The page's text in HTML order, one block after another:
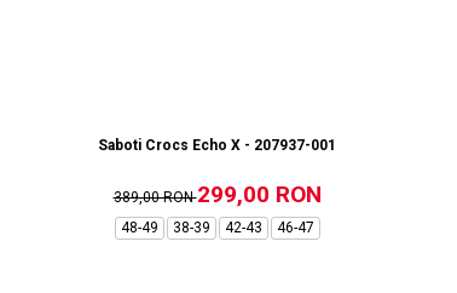
Saboti Crocs Echo X - 207937-001
389,00 RON299,00 RON
48-49 38-39 42-43 46-47